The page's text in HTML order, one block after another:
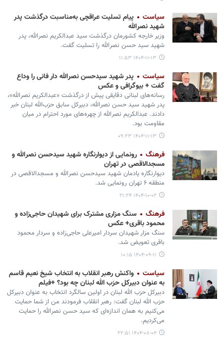
سیاست
پیام تسلیت عراقچی به‌مناسبت درگذشت پدر
شهید نصرالله
وزیر خارجه کشورمان درگذشت سید عبدالکریم نصرالله، پدر
شهید سید حسن نصرالله را تسلیت گفت.
۱۴۰۴-۱۱-۱۳ ۱۱:۵۳
سیاست
پدر شهید سیدحسن نصرالله دار فانی را وداع
گفت + بیوگرافی و عکس
رسانه‌های لبنانی دقایقی پیش از درگذشت «عبدالکریم نصرالله»،
پدر شهید سید حسن نصرالله، دبیرکل سابق حزب‌الله لبنان خبر
دادند. عبدالکریم نصرالله از چهره‌های مورد احترام در میان
مقاومت بود.
۱۴۰۴-۱۱-۱۳ ۰۹:۲۳
فرهنگ
رونمایی از دیوارنگاره شهید سیدحسن نصرالله و
مسجدالاقصی در تهران
دیوارنگاره یادمان شهید سیدحسن نصرالله و مسجدالاقصی در
منطقه ۶ تهران رونمایی شد.
۱۴۰۴-۱۰-۰۲ ۲۱:۲۴
فرهنگ
سنگ مزاری مشترک برای شهیدان حاجی‌زاده و
محمود باقری+ عکس
سنگ مزار شهیدان سردار امیرعلی حاجی‌زاده و سردار محمود
باقری تعویض شد.
۱۴۰۴-۰۹-۱۱ ۱۰:۱۵
سیاست
واکنش رهبر انقلاب به انتخاب شیخ نعیم قاسم
به عنوان دبیرکل حزب الله لبنان چه بود؟ +فیلم
دبیرکل حزب الله لبنان در اولین سالگرد انتخاب به عنوان دبیرکل
حزب الله لبنان گفت: رهبر انقلاب فرمودند من از شما حمایت
می‌کنیم به همان اندازه‌ای که سید حسن نصرالله را حمایت
می‌کردیم.
۱۴۰۴-۰۸-۰۴ ۲۲:۵۱